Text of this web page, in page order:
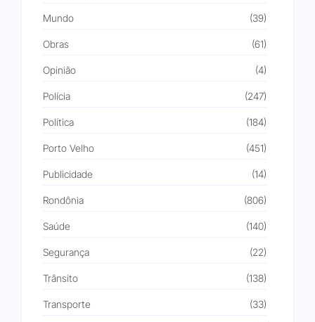
Mundo (39)
Obras (61)
Opinião (4)
Polícia (247)
Política (184)
Porto Velho (451)
Publicidade (14)
Rondônia (806)
Saúde (140)
Segurança (22)
Trânsito (138)
Transporte (33)